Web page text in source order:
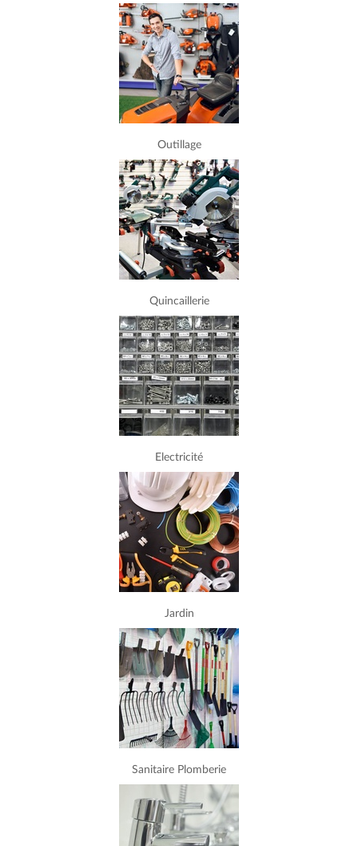
Outillage
Quincaillerie
Electricité
Jardin
Sanitaire Plomberie